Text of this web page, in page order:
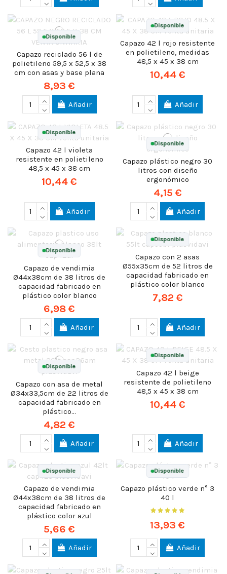
Disponible
Capazo reciclado 56 l de
polietileno 59,5 x 52,5 x 38
cm con asas y base plana
8,93 €
Añadir
Disponible
Capazo 42 l rojo resistente
en polietileno, medidas
48,5 x 45 x 38 cm
10,44 €
Añadir
Disponible
Capazo 42 l violeta
resistente en polietileno
48,5 x 45 x 38 cm
10,44 €
Añadir
Disponible
Capazo plástico negro 30
litros con diseño
ergonómico
4,15 €
Añadir
Disponible
Capazo de vendimia
Ø44x38cm de 38 litros de
capacidad fabricado en
plástico color blanco
6,98 €
Añadir
Disponible
Capazo con 2 asas
Ø55x35cm de 52 litros de
capacidad fabricado en
plástico color blanco
7,82 €
Añadir
Disponible
Capazo con asa de metal
Ø34x33,5cm de 22 litros de
capacidad fabricado en
plástico...
4,82 €
Añadir
Disponible
Capazo 42 l beige
resistente de polietileno
48,5 x 45 x 38 cm
10,44 €
Añadir
Disponible
Capazo de vendimia
Ø44x38cm de 38 litros de
capacidad fabricado en
plástico color azul
5,66 €
Añadir
Disponible
Capazo plástico verde n° 3
40 l
13,93 €
Añadir